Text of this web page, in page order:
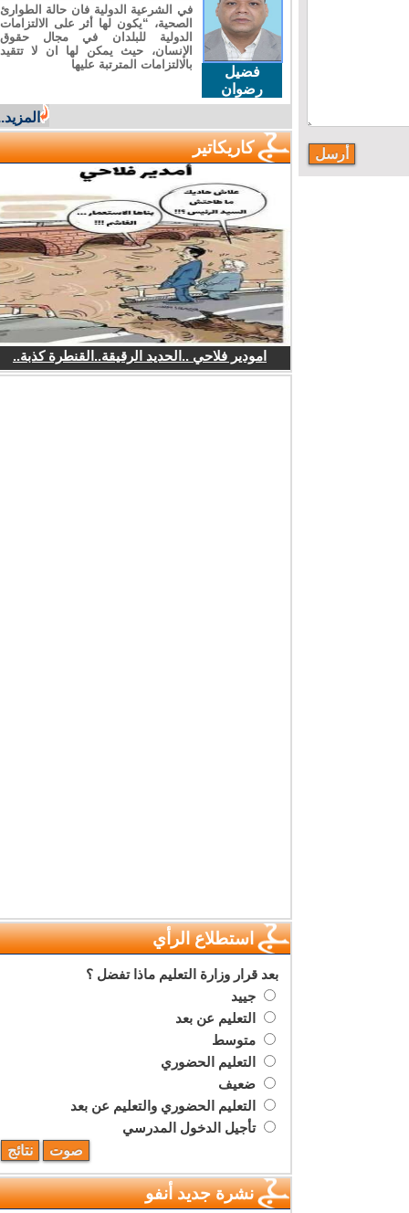
فضيل
رضوان
في الشرعية الدولية فان حالة الطوارئ
الصحية، “يكون لها أثر على الالتزامات
الدولية للبلدان في مجال حقوق
الإنسان، حيث يمكن لها ان لا تتقيد
بالالتزامات المترتبة عليها
المزيد...
كاريكاتير
امودير فلاحي ..الحديد الرقيقة..القنطرة كذبة..
استطلاع الرأي
بعد قرار وزارة التعليم ماذا تفضل ؟
جييد
التعليم عن بعد
متوسط
التعليم الحضوري
ضعيف
التعليم الحضوري والتعليم عن بعد
تأجيل الدخول المدرسي
نشرة جديد أنفو